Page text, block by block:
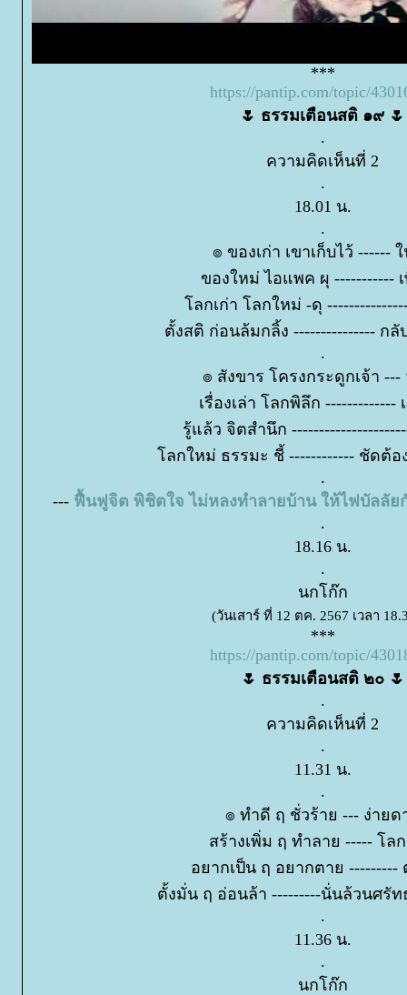
***
https://pantip.com/topic/
🌷 ธรรมเตือนสติ ๑๙ 🌷
.
ความคิดเห็นที่ 2
.
18.01 น.
.
๏ ของเก่า เขาเก็บไว้ ------
ของใหม่ ไอแพค ผุ -----------
ลกเก่า โลกใหม่ -ดุ
ตั้งสติ ก่อนล้มกลิ้ง --------------- กลั
.
๏ สังขาร โครงกระดูกเจ้า ---
เรื่องเล่า โลกพิลึก -------------
รู้แล้ว จิตสำนึก
ลกใหม่ ธรรมะ ชี้ ------------ ชัดต้
.
--- ฟื้นฟูจิต พิชิตใจ ไม่หลงทำลายบ้าน ให้ไฟบัลลัย
.
18.16 น.
.
นกโก๊ก
(วันเสาร์ ที่ 12 ตค. 2567 เวลา
***
https://pantip.com/topic/
🌷 ธรรมเตือนสติ ๒๐ 🌷
.
ความคิดเห็นที่ 2
.
11.31 น.
.
๏ ทำดี ฤ ชั่วร้าย --- ง่าย
สร้างเพิ่ม ฤ ทำลาย ----- โล
อยากเป็น ฤ อยากตาย ---------
ตั้งมั่น ฤ อ่อนล้า ---------นั่นล้วนศรั
.
11.36 น.
.
นกโก๊ก